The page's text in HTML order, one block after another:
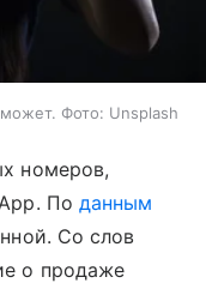
Фото: Unsplash
номеров,
По данным
Со слов
о продаже